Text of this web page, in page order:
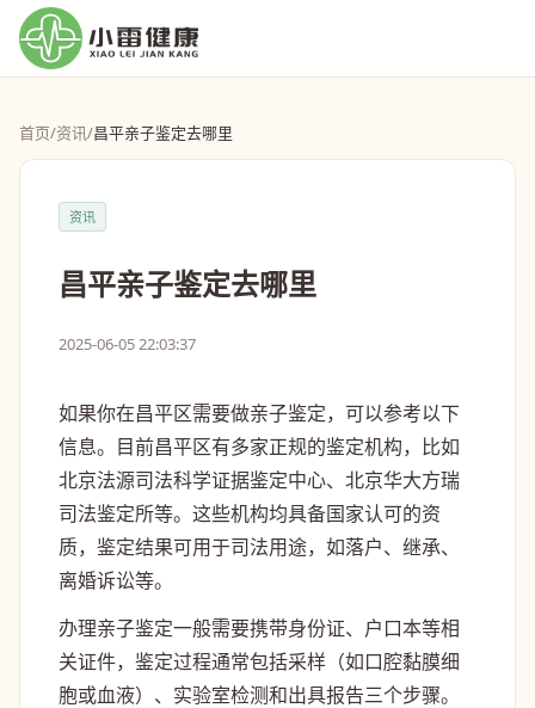
首页/资讯/昌平亲子鉴定去哪里
资讯
昌平亲子鉴定去哪里
2025-06-05 22:03:37
如果你在昌平区需要做亲子鉴定，可以参考以下
信息。目前昌平区有多家正规的鉴定机构，比如
北京法源司法科学证据鉴定中心、北京华大方瑞
司法鉴定所等。这些机构均具备国家认可的资
质，鉴定结果可用于司法用途，如落户、继承、
离婚诉讼等。
办理亲子鉴定一般需要携带身份证、户口本等相
关证件，鉴定过程通常包括采样（如口腔黏膜细
胞或血液）、实验室检测和出具报告三个步骤。